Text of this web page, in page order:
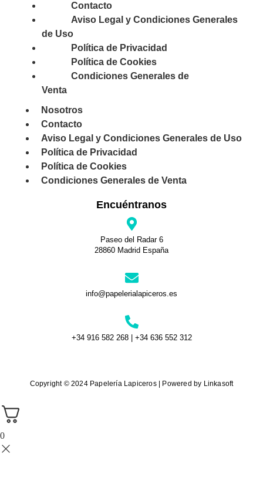
Contacto
Aviso Legal y Condiciones Generales
de Uso
Política de Privacidad
Política de Cookies
Condiciones Generales de
Venta
Nosotros
Contacto
Aviso Legal y Condiciones Generales de Uso
Política de Privacidad
Política de Cookies
Condiciones Generales de Venta
Encuéntranos
Paseo del Radar 6
28860 Madrid España
info@papelerialapiceros.es
+34 916 582 268 | +34 636 552 312
Copyright © 2024 Papelería Lapiceros | Powered by Linkasoft
0